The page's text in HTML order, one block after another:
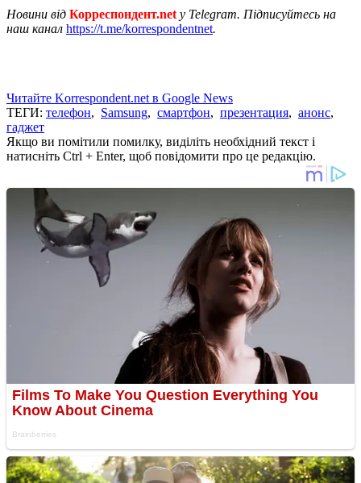
Новини від Корреспондент.net у Telegram. Підписуйтесь на
наш канал https://t.me/korrespondentnet.
Читайте Korrespondent.net в Google News
ТЕГИ: телефон, Samsung, смартфон, презентация, анонс,
гаджет
Якщо ви помітили помилку, виділіть необхідний текст і
натисніть Ctrl + Enter, щоб повідомити про це редакцію.